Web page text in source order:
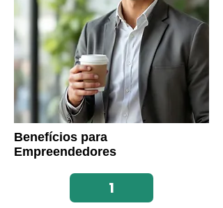
Benefícios para
Empreendedores
1